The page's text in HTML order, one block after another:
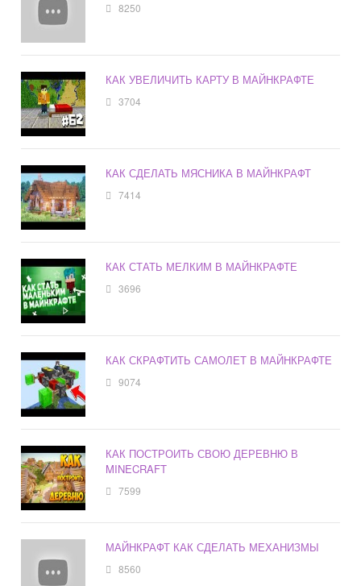
8250
КАК УВЕЛИЧИТЬ КАРТУ В МАЙНКРАФТЕ
3704
КАК СДЕЛАТЬ МЯСНИКА В МАЙНКРАФТ
7414
КАК СТАТЬ МЕЛКИМ В МАЙНКРАФТЕ
3696
КАК СКРАФТИТЬ САМОЛЕТ В МАЙНКРАФТЕ
9074
КАК ПОСТРОИТЬ СВОЮ ДЕРЕВНЮ В
MINECRAFT
7599
МАЙНКРАФТ КАК СДЕЛАТЬ МЕХАНИЗМЫ
8560